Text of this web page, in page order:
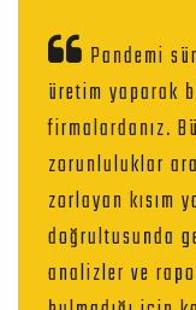
Pandemi
üretim yaparak
firmalardanız.
zorunluluklar
zorlayan kısım
doğrultusunda
analizler ve